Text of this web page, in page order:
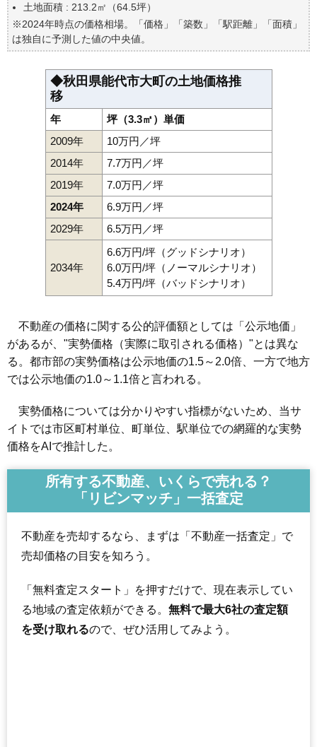
土地面積 : 213.2㎡（64.5坪）
※2024年時点の価格相場。「価格」「築数」「駅距離」「面積」
は独自に予測した値の中央値。
◆秋田県能代市大町の土地価格推
移
年
坪（3.3㎡）単価
2009年
10万円／坪
2014年
7.7万円／坪
2019年
7.0万円／坪
2024年
6.9万円／坪
2029年
6.5万円／坪
2034年
6.6万円/坪（グッドシナリオ）
6.0万円/坪（ノーマルシナリオ）
5.4万円/坪（バッドシナリオ）
不動産の価格に関する公的評価額としては「公示地価」
があるが、"実勢価格（実際に取引される価格）"とは異な
る。都市部の実勢価格は公示地価の1.5～2.0倍、一方で地方
では公示地価の1.0～1.1倍と言われる。
実勢価格については分かりやすい指標がないため、当サ
イトでは市区町村単位、町単位、駅単位での網羅的な実勢
価格をAIで推計した。
所有する不動産、いくらで売れる？
「リビンマッチ」一括査定
不動産を売却するなら、まずは「不動産一括査定」で
売却価格の目安を知ろう。
「無料査定スタート」を押すだけで、現在表示してい
る地域の査定依頼ができる。 無料で最大6社の査定額
を受け取れるので、ぜひ活用してみよう。